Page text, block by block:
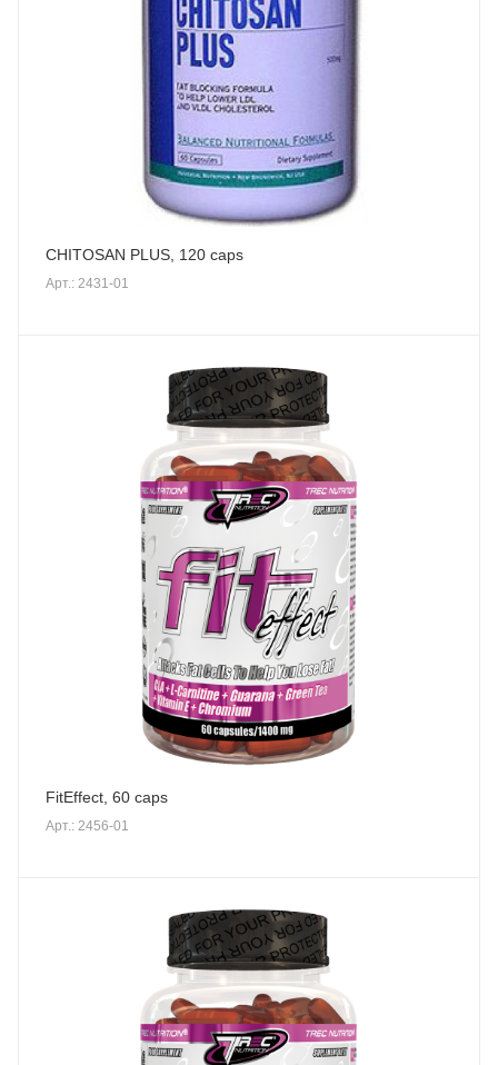
CHITOSAN PLUS, 120 caps
Арт.: 2431-01
FitEffect, 60 caps
Арт.: 2456-01